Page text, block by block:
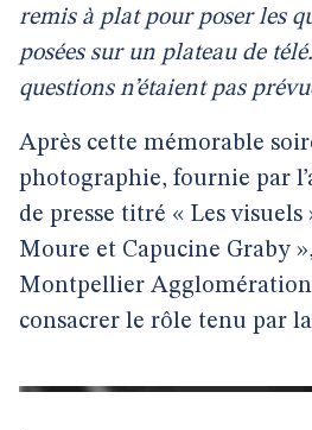
remis à plat pour poser les
posées sur un plateau de télé.
questions n’étaient pas
Après cette mémorable
photographie, fournie par
de presse titré « Les visuels
Moure et Capucine Graby
Montpellier Agglomération
consacrer le rôle tenu par